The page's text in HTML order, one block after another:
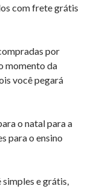
com frete grátis
por
momento da
você pegará
o natal para a
para o ensino
simples e grátis,